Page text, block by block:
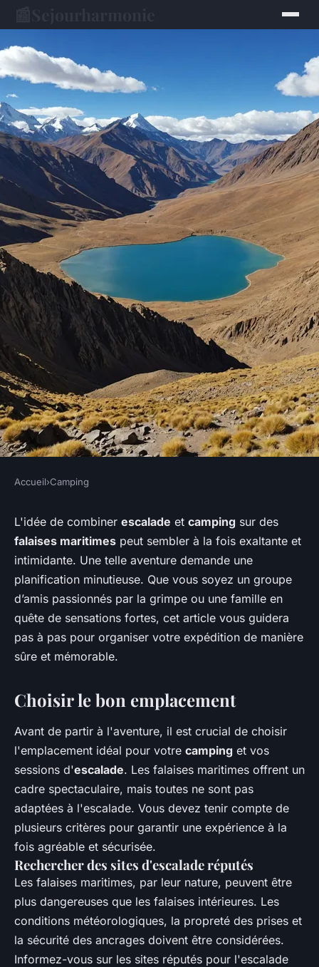
CAMPING
Comment organiser un
camping pour une expédition
d'escalade sur des falaises
maritimes?
Oscar
Accueil›Camping
L'idée de combiner escalade et camping sur des
falaises maritimes peut sembler à la fois exaltante et
intimidante. Une telle aventure demande une
planification minutieuse. Que vous soyez un groupe
d’amis passionnés par la grimpe ou une famille en
quête de sensations fortes, cet article vous guidera
pas à pas pour organiser votre expédition de manière
sûre et mémorable.
Choisir le bon emplacement
Avant de partir à l'aventure, il est crucial de choisir
l'emplacement idéal pour votre camping et vos
sessions d'escalade. Les falaises maritimes offrent un
cadre spectaculaire, mais toutes ne sont pas
adaptées à l'escalade. Vous devez tenir compte de
plusieurs critères pour garantir une expérience à la
fois agréable et sécurisée.
Rechercher des sites d'escalade réputés
Les falaises maritimes, par leur nature, peuvent être
plus dangereuses que les falaises intérieures. Les
conditions météorologiques, la propreté des prises et
la sécurité des ancrages doivent être considérées.
Informez-vous sur les sites réputés pour l'escalade